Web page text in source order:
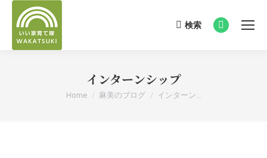
Search:
検索
Facebook
インターンシップ
You are here:
Home 麻美のブログ インターン…